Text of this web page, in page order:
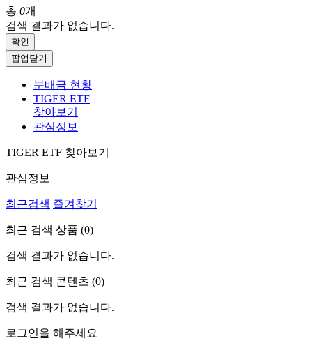
총 0개
검색 결과가 없습니다.
확인
팝업닫기
분배금 현황
TIGER ETF
찾아보기
관심정보
TIGER ETF 찾아보기
관심정보
최근검색 즐겨찾기
최근 검색 상품 (0)
검색 결과가 없습니다.
최근 검색 콘텐츠 (0)
검색 결과가 없습니다.
로그인을 해주세요